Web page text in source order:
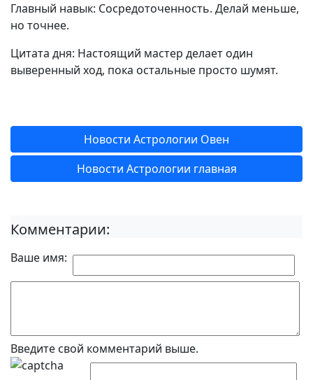
Главный навык: Сосредоточенность. Делай меньше,
но точнее.
Цитата дня: Настоящий мастер делает один
выверенный ход, пока остальные просто шумят.
Новости Астрологии Овен
Новости Астрологии главная
Комментарии:
Ваше имя:
Введите свой комментарий выше.